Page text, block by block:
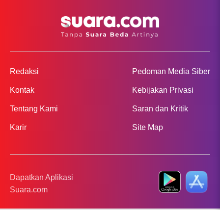
Redaksi
Kontak
Tentang Kami
Karir
Pedoman Media Siber
Kebijakan Privasi
Saran dan Kritik
Site Map
Dapatkan Aplikasi
Suara.com